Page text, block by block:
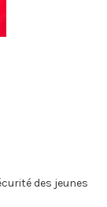
des jeunes